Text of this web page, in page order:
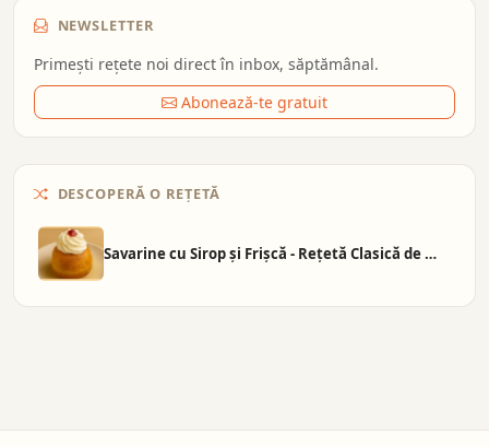
NEWSLETTER
Primești rețete noi direct în inbox, săptămânal.
Abonează-te gratuit
DESCOPERĂ O REȚETĂ
Savarine cu Sirop și Frișcă - Rețetă Clasică de …